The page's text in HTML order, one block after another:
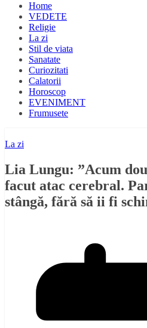
Home
VEDETE
Religie
La zi
Stil de viata
Sanatate
Curiozitati
Calatorii
Horoscop
EVENIMENT
Frumusete
La zi
Lia Lungu: ”Acum
facut atac cerebral.
stângă, fără să ii fi